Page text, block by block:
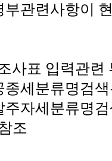
관련사항이
사표 입력관련
세분류명검색
자세분류명검
조